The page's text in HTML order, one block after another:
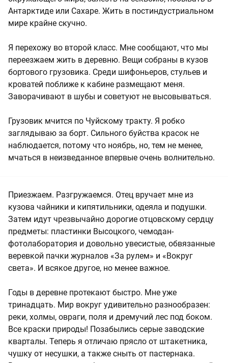
Антарктиде или Сахаре. Жить в постиндустриальном
мире крайне скучно.
Я перехожу во второй класс. Мне сообщают, что мы
переезжаем жить в деревню. Вещи собраны в кузов
бортового грузовика. Среди шифоньеров, стульев и
кроватей поближе к кабине размещают меня.
Заворачивают в шубы и советуют не высовываться.
Грузовик мчится по Чуйскому тракту. Я робко
заглядываю за борт. Сильного буйства красок не
наблюдается, потому что ноябрь, но, тем не менее,
мчаться в неизведанное впервые очень волнительно.
Приезжаем. Разгружаемся. Отец вручает мне из
кузова чайники и кипятильники, одеяла и подушки.
Затем идут чрезвычайно дорогие отцовскому сердцу
предметы: пластинки Высоцкого, чемодан-
фотолаборатория и довольно увесистые, обвязанные
веревкой пачки журналов «За рулем» и «Вокруг
света». И всякое другое, но менее важное.
Годы в деревне протекают быстро. Мне уже
тринадцать. Мир вокруг удивительно разнообразен:
реки, холмы, овраги, поля и дремучий лес под боком.
Все краски природы! Позабылись серые заводские
кварталы. Теперь я отличаю прясло от штакетника,
чушку от несушки, а также сныть от пастернака.